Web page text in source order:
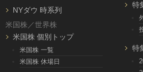
NYダウ 時系列
米国株／世界株
米国株 個別トップ
米国株 一覧
米国株 休場日
特
特